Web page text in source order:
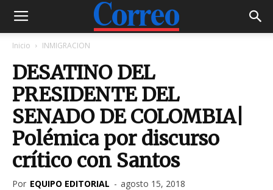
Inicio INMIGRACION
DESATINO DEL
PRESIDENTE DEL
SENADO DE COLOMBIA|
Polémica por discurso
crítico con Santos
Por EQUIPO EDITORIAL - agosto 15, 2018